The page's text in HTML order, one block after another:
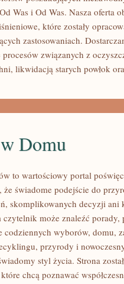
Was i Od Was. Nasza oferta
które zostały
zastosowaniach.
procesów związanych z
likwidacją starych powłok
Domu
to wartościowy portal
że świadome podejście do
skomplikowanych decyzji ani
może znaleźć porady,
codziennych wyborów, domu,
przyrody i
styl życia. Strona
chcą poznawać